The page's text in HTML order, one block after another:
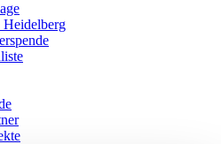
Heidelberg